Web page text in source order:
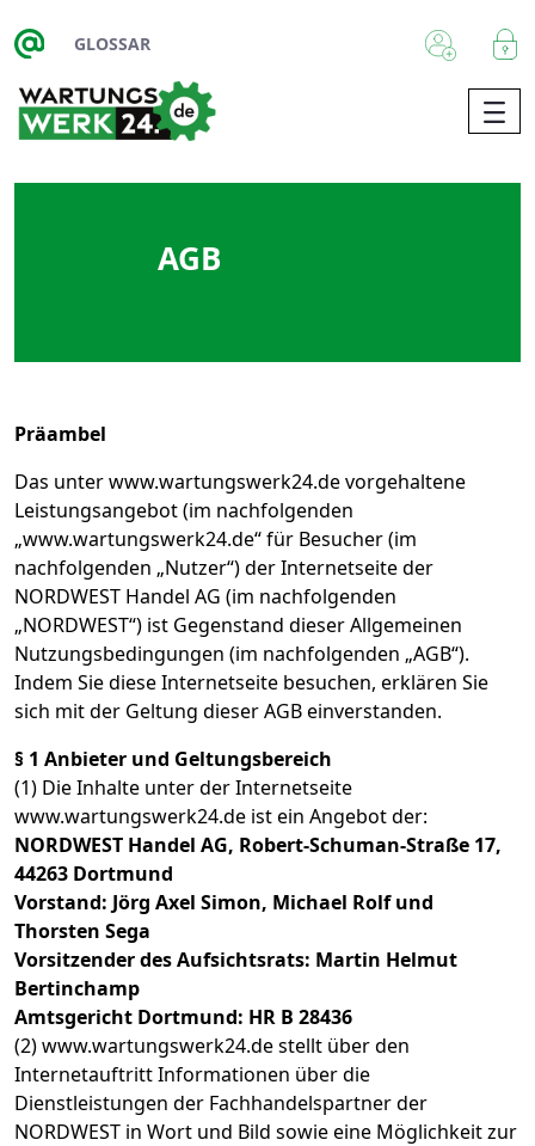
Zum Hauptinhalt springen
GLOSSAR
AGB
Präambel
Das unter www.wartungswerk24.de vorgehaltene
Leistungsangebot (im nachfolgenden
„www.wartungswerk24.de“ für Besucher (im
nachfolgenden „Nutzer“) der Internetseite der
NORDWEST Handel AG (im nachfolgenden
„NORDWEST“) ist Gegenstand dieser Allgemeinen
Nutzungsbedingungen (im nachfolgenden „AGB“).
Indem Sie diese Internetseite besuchen, erklären Sie
sich mit der Geltung dieser AGB einverstanden.
§ 1 Anbieter und Geltungsbereich
(1) Die Inhalte unter der Internetseite
www.wartungswerk24.de ist ein Angebot der:
NORDWEST Handel AG, Robert-Schuman-Straße 17,
44263 Dortmund
Vorstand: Jörg Axel Simon, Michael Rolf und
Thorsten Sega
Vorsitzender des Aufsichtsrats: Martin Helmut
Bertinchamp
Amtsgericht Dortmund: HR B 28436
(2) www.wartungswerk24.de stellt über den
Internetauftritt Informationen über die
Dienstleistungen der Fachhandelspartner der
NORDWEST in Wort und Bild sowie eine Möglichkeit zur